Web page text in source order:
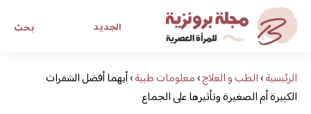
بحث الجديد
مجلة برونزية للفتاة العصريةالرئيسية›الطب و العلاج›معلومات طبية›أيهما أفضل الشفرات
الكبيرة أم الصغيرة وتأثيرها على الجماع